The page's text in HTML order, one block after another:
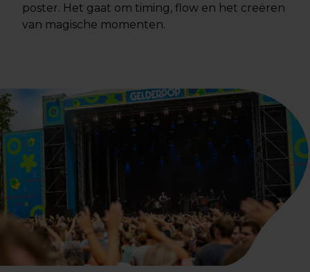
poster. Het gaat om timing, flow en het creëren
van magische momenten.